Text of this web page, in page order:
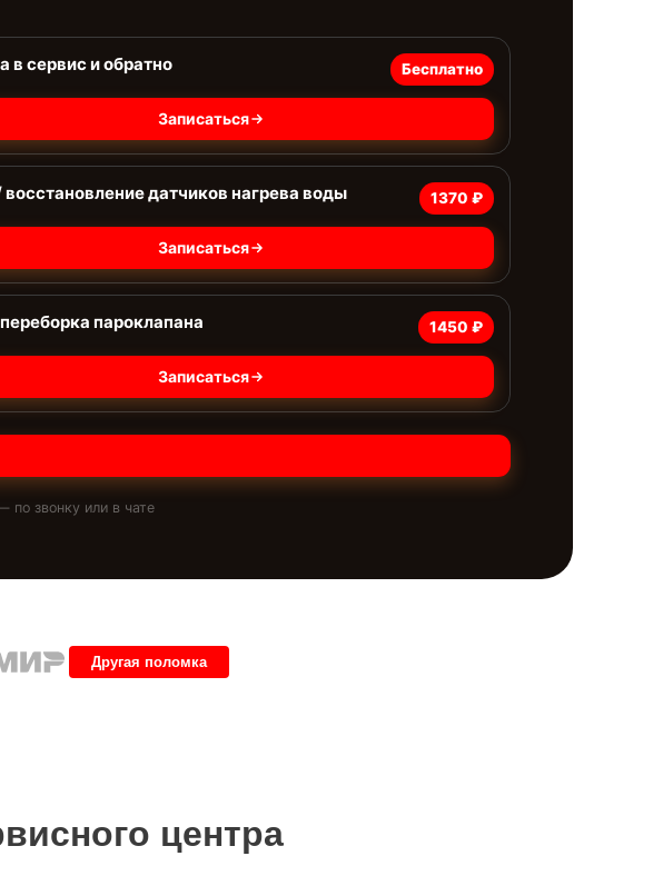
в сервис и обратно Бесплатно
Записаться
датчиков нагрева воды 1370 ₽
Записаться
пароклапана 1450 ₽
Записаться
по звонку или в чате
Другая поломка
центра